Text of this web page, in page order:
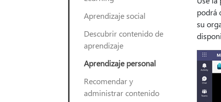
Aprendizaje social
Descubrir contenido de
aprendizaje
Aprendizaje personal
Recomendar y
administrar contenido
podrá
su